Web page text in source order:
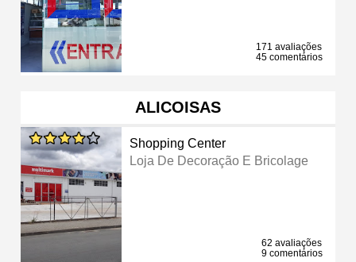
171 avaliações
45 comentários
ALICOISAS
Shopping Center
Loja De Decoração E Bricolage
62 avaliações
9 comentários